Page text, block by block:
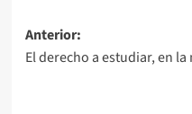
Navegación
de
Anterior:
El derecho a estudiar, en la